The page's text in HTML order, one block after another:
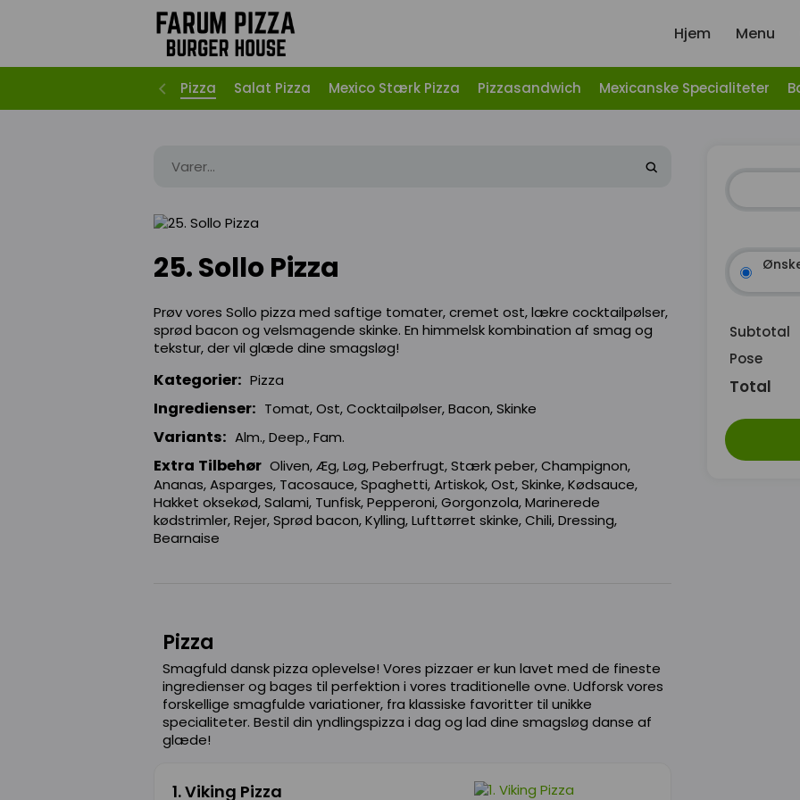
Hjem Menu
Pizza Salat Pizza Mexico Stærk Pizza Pizzasandwich Mexicanske Specialiteter
25. Sollo Pizza
Prøv vores Sollo pizza med saftige tomater, cremet ost, lækre cocktailpølser,
sprød bacon og velsmagende skinke. En himmelsk kombination af smag og
tekstur, der vil glæde dine smagsløg!
Kategorier: Pizza
Ingredienser: Tomat, Ost, Cocktailpølser, Bacon, Skinke
Variants: Alm., Deep., Fam.
Extra Tilbehør Oliven, Æg, Løg, Peberfrugt, Stærk peber, Champignon,
Ananas, Asparges, Tacosauce, Spaghetti, Artiskok, Ost, Skinke, Kødsauce,
Hakket oksekød, Salami, Tunfisk, Pepperoni, Gorgonzola, Marinerede
kødstrimler, Rejer, Sprød bacon, Kylling, Lufttørret skinke, Chili, Dressing,
Bearnaise
Pizza
Smagfuld dansk pizza oplevelse! Vores pizzaer er kun lavet med de fineste
ingredienser og bages til perfektion i vores traditionelle ovne. Udforsk vores
forskellige smagfulde variationer, fra klassiske favoritter til unikke
specialiteter. Bestil din yndlingspizza i dag og lad dine smagsløg danse af
glæde!
1. Viking Pizza
Subtotal
Pose
Total